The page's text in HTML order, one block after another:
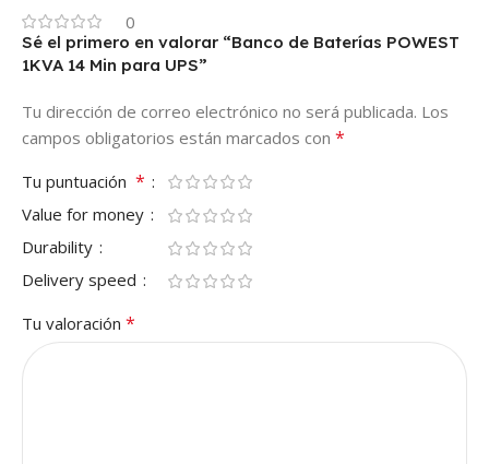
0
Sé el primero en valorar “Banco de Baterías POWEST
1KVA 14 Min para UPS”
Tu dirección de correo electrónico no será publicada. Los
campos obligatorios están marcados con *
Tu puntuación *
Value for money
Durability
Delivery speed
Tu valoración *